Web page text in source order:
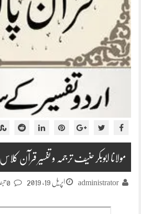
مولانا ابوبکر حنیف ترجمہ و تفسیر قرآن کلاس 2019-03-18
administrator اپریل 19, 2019